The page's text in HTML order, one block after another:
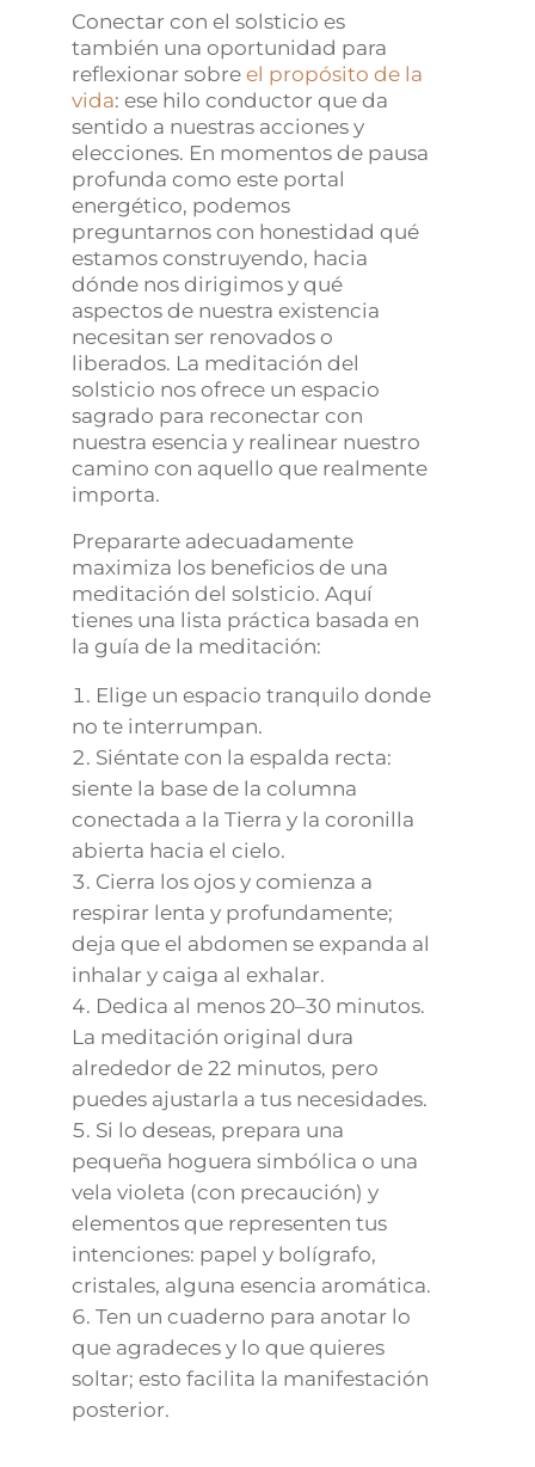
Conectar con el solsticio es
también una oportunidad para
reflexionar sobre el propósito de la
vida: ese hilo conductor que da
sentido a nuestras acciones y
elecciones. En momentos de pausa
profunda como este portal
energético, podemos
preguntarnos con honestidad qué
estamos construyendo, hacia
dónde nos dirigimos y qué
aspectos de nuestra existencia
necesitan ser renovados o
liberados. La meditación del
solsticio nos ofrece un espacio
sagrado para reconectar con
nuestra esencia y realinear nuestro
camino con aquello que realmente
importa.
Prepararte adecuadamente
maximiza los beneficios de una
meditación del solsticio. Aquí
tienes una lista práctica basada en
la guía de la meditación:
Elige un espacio tranquilo donde
no te interrumpan.
Siéntate con la espalda recta:
siente la base de la columna
conectada a la Tierra y la coronilla
abierta hacia el cielo.
Cierra los ojos y comienza a
respirar lenta y profundamente;
deja que el abdomen se expanda al
inhalar y caiga al exhalar.
Dedica al menos 20–30 minutos.
La meditación original dura
alrededor de 22 minutos, pero
puedes ajustarla a tus necesidades.
Si lo deseas, prepara una
pequeña hoguera simbólica o una
vela violeta (con precaución) y
elementos que representen tus
intenciones: papel y bolígrafo,
cristales, alguna esencia aromática.
Ten un cuaderno para anotar lo
que agradeces y lo que quieres
soltar; esto facilita la manifestación
posterior.